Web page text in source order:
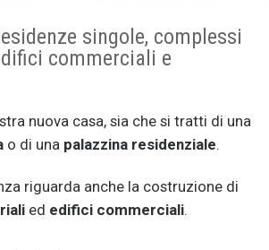
singole, complessi
commerciali e
nuova casa, sia che si tratti di una
o di una palazzina residenziale.
riguarda anche la costruzione di
ed edifici commerciali.